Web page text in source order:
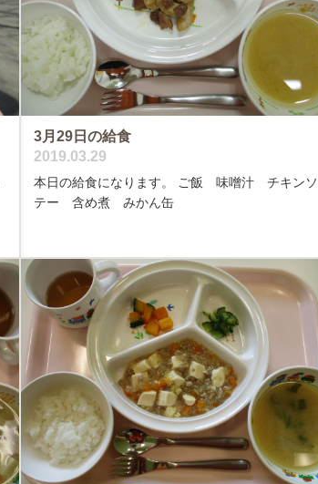
3月29日の給食
2019.03.29
本日の給食になります。 ご飯 味噌汁 チキンソ
テー 含め煮 みかん缶